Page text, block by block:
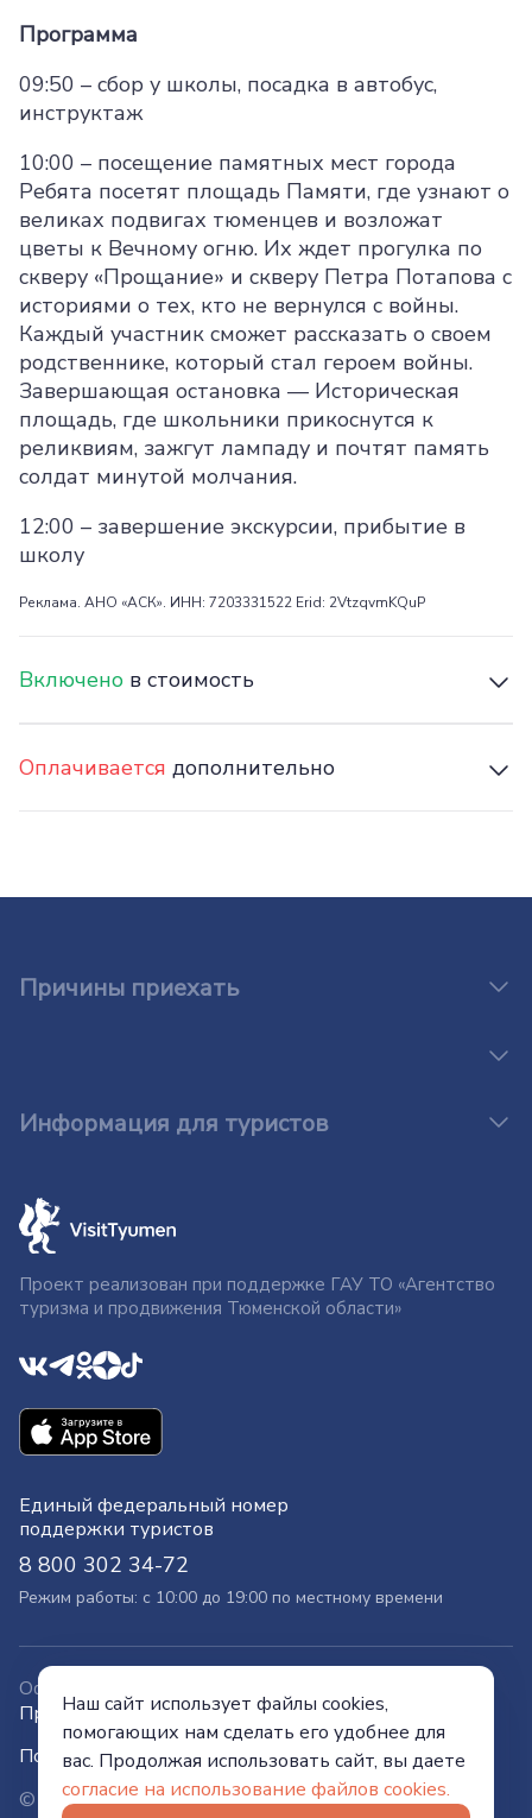
Программа
09:50 – сбор у школы, посадка в автобус,
инструктаж
10:00 – посещение памятных мест города
Ребята посетят площадь Памяти, где узнают о
великах подвигах тюменцев и возложат
цветы к Вечному огню. Их ждет прогулка по
скверу «Прощание» и скверу Петра Потапова с
историями о тех, кто не вернулся с войны.
Каждый участник сможет рассказать о своем
родственнике, который стал героем войны.
Завершающая остановка — Историческая
площадь, где школьники прикоснутся к
реликвиям, зажгут лампаду и почтят память
солдат минутой молчания.
12:00 – завершение экскурсии, прибытие в
школу
Реклама. АНО «АСК». ИНН: 7203331522 Erid: 2VtzqvmKQuP
Включено в стоимость
Оплачивается дополнительно
Причины приехать
Информация для туристов
Проект реализован при поддержке ГАУ ТО «Агентство
туризма и продвижения Тюменской области»
Единый федеральный номер
поддержки туристов
8 800 302 34-72
Режим работы: с 10:00 до 19:00 по местному времени
Официальный сайт
Правительства Тюменской области
Политика конфиденциальности
© Visit Tyumen, 2026
Наш сайт использует файлы cookies,
помогающих нам сделать его удобнее для
вас. Продолжая использовать сайт, вы даете
согласие на использование файлов cookies.